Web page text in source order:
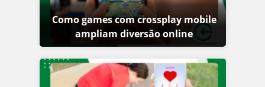
Como games com crossplay mobile
ampliam diversão online